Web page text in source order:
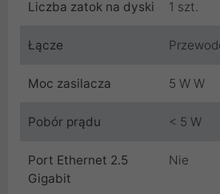
Liczba zatok na dyski 1 szt.
Łącze
Moc zasilacza 5 W W
Pobór prądu < 5 W
Port Ethernet 2.5
Gigabit
Nie